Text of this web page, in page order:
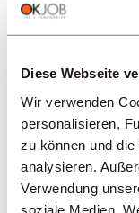
Diese Webseite
Wir verwenden
personalisieren,
zu können und
analysieren.
Verwendung
soziale Medien,
La Chaux-de-
Neuenburg
Solothurn